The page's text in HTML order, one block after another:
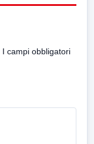
I campi obbligatori